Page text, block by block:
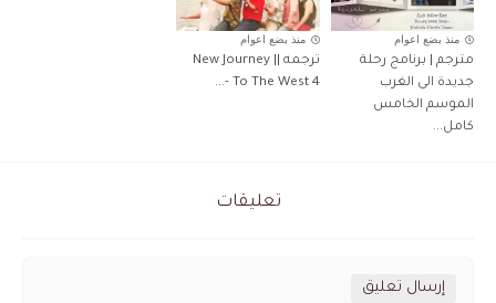
منذ بضع اعوام
مترجم | برنامج رحلة
جديدة الى الغرب
الموسم الخامس
كامل...
منذ بضع اعوام
ترجمه || New Journey
To The West 4 -...
تعليقات
إرسال تعليق